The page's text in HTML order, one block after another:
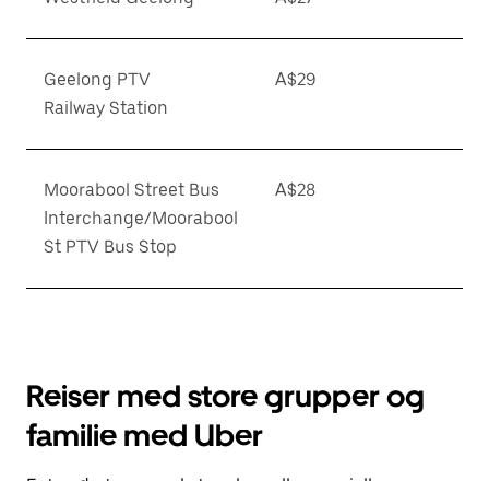
Geelong PTV
Railway Station
A$29
Moorabool Street Bus
Interchange/Moorabool
St PTV Bus Stop
A$28
Reiser med store grupper og
familie med Uber